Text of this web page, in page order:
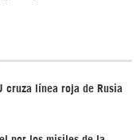
cruza línea roja de Rusia
por los misiles de la